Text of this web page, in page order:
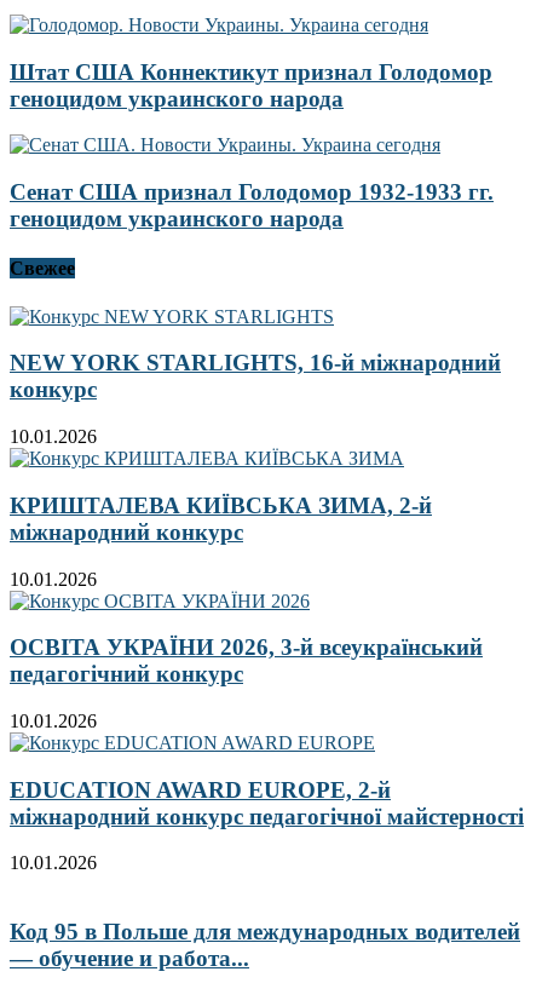
Штат США Коннектикут признал Голодомор
геноцидом украинского народа
Сенат США признал Голодомор 1932-1933 гг.
геноцидом украинского народа
Свежее
NEW YORK STARLIGHTS, 16-й міжнародний
конкурс
10.01.2026
КРИШТАЛЕВА КИЇВСЬКА ЗИМА, 2-й
міжнародний конкурс
10.01.2026
ОСВІТА УКРАЇНИ 2026, 3-й всеукраїнський
педагогічний конкурс
10.01.2026
EDUCATION AWARD EUROPE, 2-й
міжнародний конкурс педагогічної майстерності
10.01.2026
Код 95 в Польше для международных водителей
— обучение и работа...